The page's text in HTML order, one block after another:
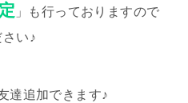
」も行っておりますので
い♪
達追加できます♪